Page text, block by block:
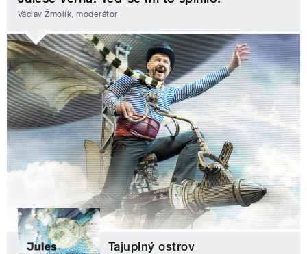
Václav Žmolík, moderátor
Tajuplný ostrov